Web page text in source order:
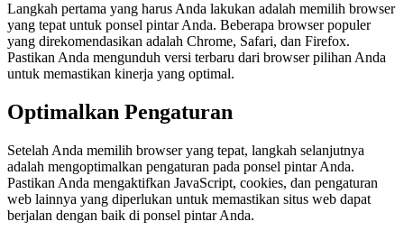
Langkah pertama yang harus Anda lakukan adalah memilih browser
yang tepat untuk ponsel pintar Anda. Beberapa browser populer
yang direkomendasikan adalah Chrome, Safari, dan Firefox.
Pastikan Anda mengunduh versi terbaru dari browser pilihan Anda
untuk memastikan kinerja yang optimal.
Optimalkan Pengaturan
Setelah Anda memilih browser yang tepat, langkah selanjutnya
adalah mengoptimalkan pengaturan pada ponsel pintar Anda.
Pastikan Anda mengaktifkan JavaScript, cookies, dan pengaturan
web lainnya yang diperlukan untuk memastikan situs web dapat
berjalan dengan baik di ponsel pintar Anda.